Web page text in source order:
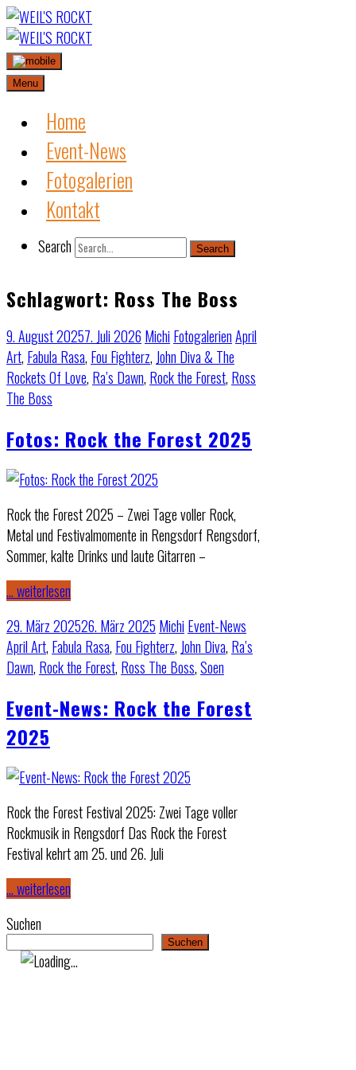
Skip
to
content
Menu
Home
Event-News
Fotogalerien
Kontakt
Search Search
Schlagwort: Ross The Boss
9. August 20257. Juli 2026 Michi FotogalerienApril
Art, Fabula Rasa, Fou Fighterz, John Diva & The
Rockets Of Love, Ra’s Dawn, Rock the Forest, Ross
The Boss
Fotos: Rock the Forest 2025
Rock the Forest 2025 – Zwei Tage voller Rock,
Metal und Festivalmomente in Rengsdorf Rengsdorf,
Sommer, kalte Drinks und laute Gitarren –
… weiterlesen
29. März 202526. März 2025 Michi Event-News
April Art, Fabula Rasa, Fou Fighterz, John Diva, Ra’s
Dawn, Rock the Forest, Ross The Boss,Soen
Event-News: Rock the Forest
2025
Rock the Forest Festival 2025: Zwei Tage voller
Rockmusik in Rengsdorf Das Rock the Forest
Festival kehrt am 25. und 26. Juli
… weiterlesen
Suchen
Suchen